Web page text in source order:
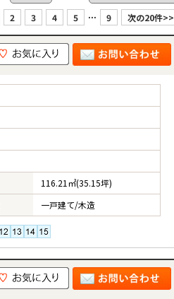
2 3 4 5 ... 9 次の20件>>
116.21㎡(35.15坪)
一戸建て/木造